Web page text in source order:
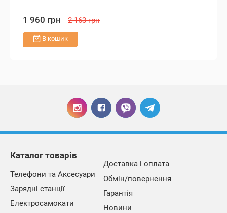
1 960 грн 2 163 грн
В кошик
Каталог товарів
Телефони та Аксесуари
Зарядні станції
Електросамокати
Доставка і оплата
Обмін/повернення
Гарантія
Новини